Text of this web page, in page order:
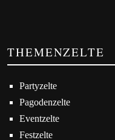
THEMENZELTE
Partyzelte
Pagodenzelte
Eventzelte
Festzelte